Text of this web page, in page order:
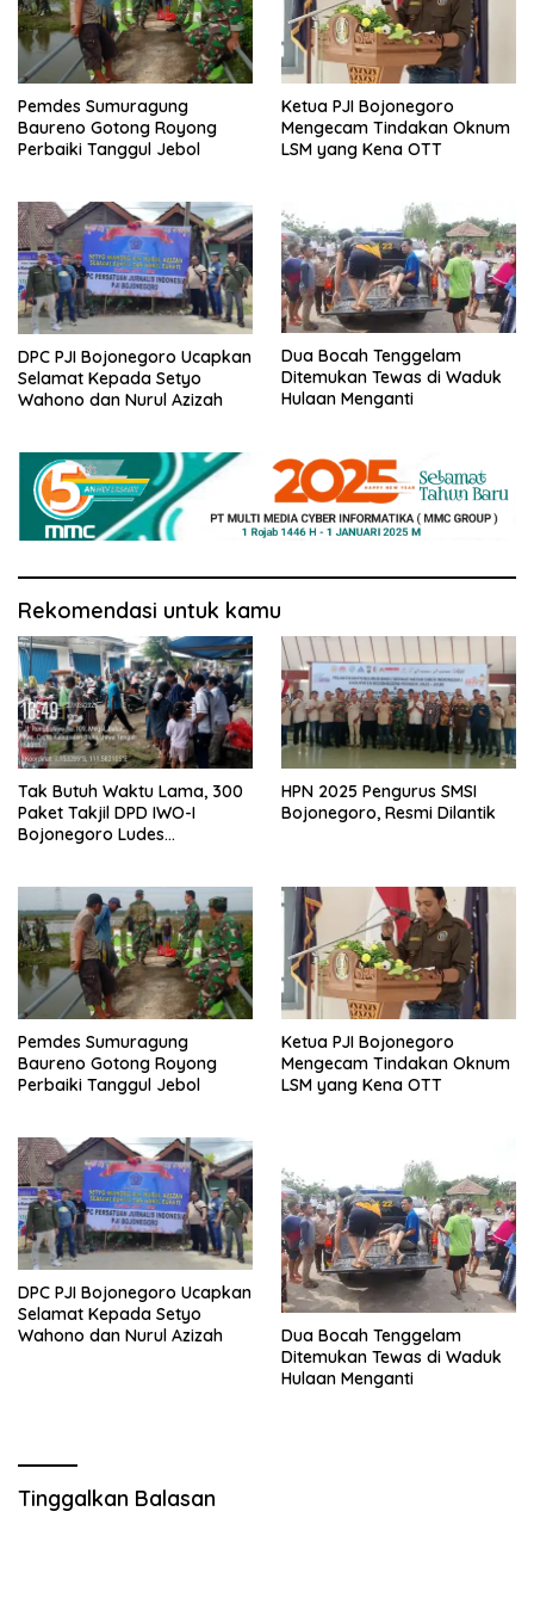
Pemdes Sumuragung
Baureno Gotong Royong
Perbaiki Tanggul Jebol
Ketua PJI Bojonegoro
Mengecam Tindakan Oknum
LSM yang Kena OTT
DPC PJI Bojonegoro Ucapkan
Selamat Kepada Setyo
Wahono dan Nurul Azizah
Dua Bocah Tenggelam
Ditemukan Tewas di Waduk
Hulaan Menganti
Rekomendasi untuk kamu
Tak Butuh Waktu Lama, 300
Paket Takjil DPD IWO-I
Bojonegoro Ludes
HPN 2025 Pengurus SMSI
Bojonegoro, Resmi Dilantik
Pemdes Sumuragung
Baureno Gotong Royong
Perbaiki Tanggul Jebol
Ketua PJI Bojonegoro
Mengecam Tindakan Oknum
LSM yang Kena OTT
DPC PJI Bojonegoro Ucapkan
Selamat Kepada Setyo
Wahono dan Nurul Azizah
Dua Bocah Tenggelam
Ditemukan Tewas di Waduk
Hulaan Menganti
Tinggalkan Balasan